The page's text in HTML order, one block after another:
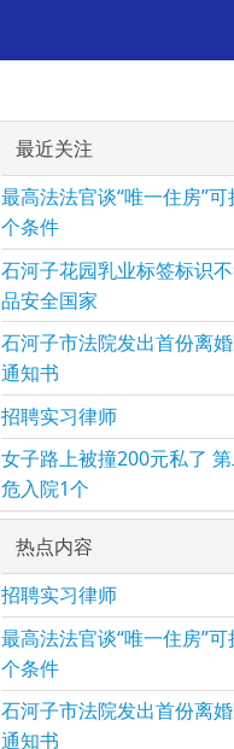
最近关注
最高法法官谈“唯一住房”
个条件
石河子花园乳业标签标识
品安全国家
石河子市法院发出首份离
通知书
招聘实习律师
女子路上被撞200元私了
危入院1个
热点内容
招聘实习律师
最高法法官谈“唯一住房”
个条件
石河子市法院发出首份离
通知书